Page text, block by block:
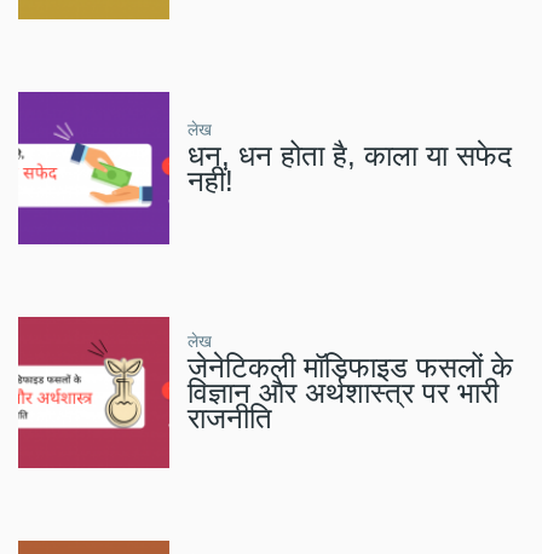
लेख
धन, धन होता है, काला या सफेद
नहीं!
लेख
जेनेटिकली मॉडिफाइड फसलों के
विज्ञान और अर्थशास्त्र पर भारी
राजनीति